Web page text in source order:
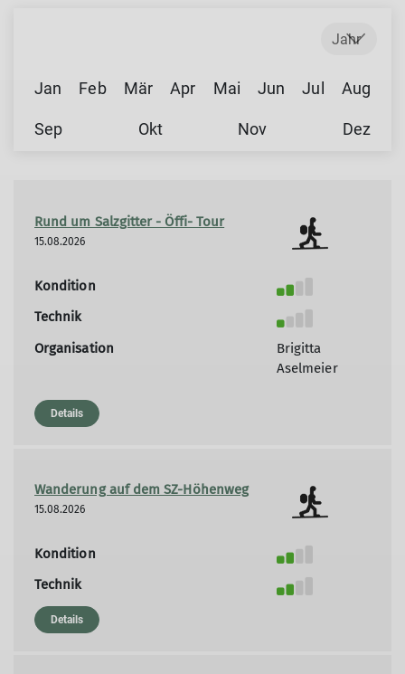
Jahr
Jan Feb Mär Apr Mai Jun Jul Aug
Sep Okt Nov Dez
Rund um Salzgitter - Öffi- Tour
15.08.2026
Kondition
Technik
Organisation
Brigitta
Aselmeier
Details
Wanderung auf dem SZ-Höhenweg
15.08.2026
Kondition
Technik
Details